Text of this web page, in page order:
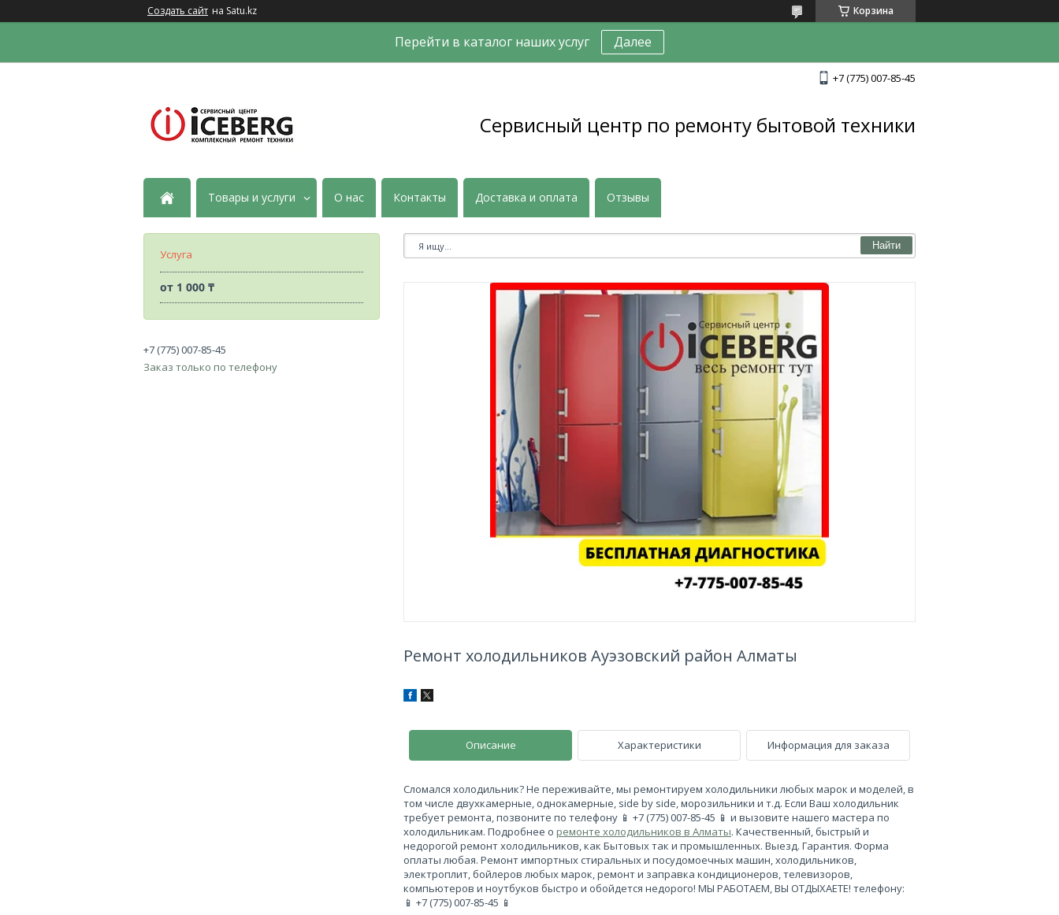
Создать сайт на Satu.kz Корзина
Перейти в каталог наших услуг Далее
+7 (775) 007-85-45
Сервисный центр по ремонту бытовой техники
Товары и услуги О нас Контакты Доставка и оплата Отзывы
Найти
Ремонт холодильников Ауэзовский район Алматы
Описание Характеристики Информация для заказа
Сломался холодильник? Не переживайте, мы ремонтируем холодильники любых марок и моделей, в
том числе двухкамерные, однокамерные, side by side, морозильники и т.д. Если Ваш холодильник
требует ремонта, позвоните по телефону 📱 +7 (775) 007-85-45 📱 и вызовите нашего мастера по
холодильникам. Подробнее о ремонте холодильников в Алматы. Качественный, быстрый и
недорогой ремонт холодильников, как Бытовых так и промышленных. Выезд. Гарантия. Форма
оплаты любая. Ремонт импортных стиральных и посудомоечных машин, холодильников,
электроплит, бойлеров любых марок, ремонт и заправка кондиционеров, телевизоров,
компьютеров и ноутбуков быстро и обойдется недорого! МЫ РАБОТАЕМ, ВЫ ОТДЫХАЕТЕ! телефону:
📱 +7 (775) 007-85-45 📱
Услуга
от 1 000 ₸
+7 (775) 007-85-45
Заказ только по телефону